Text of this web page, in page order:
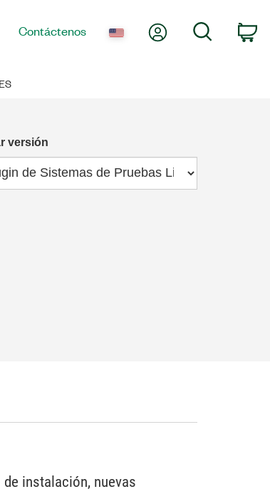
Contáctenos Mi cuenta Búsqueda
versión
instalación, nuevas